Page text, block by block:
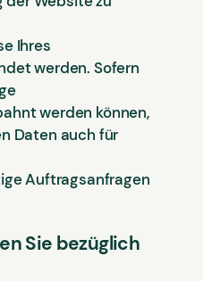
Ihres
werden. Sofern
werden können,
Daten auch für
Auftragsanfragen
Sie bezüglich